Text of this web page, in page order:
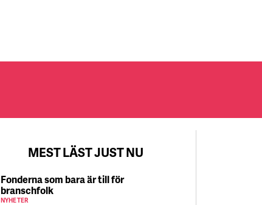
MEST LÄST JUST NU
Fonderna som bara är till för
branschfolk
NYHETER